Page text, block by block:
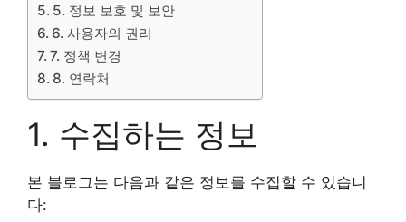
5. 정보 보호 및 보안
6. 사용자의 권리
7. 정책 변경
8. 연락처
1. 수집하는 정보
본 블로그는 다음과 같은 정보를 수집할 수 있습니
다: